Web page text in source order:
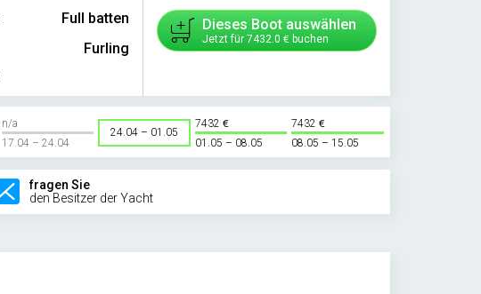
Full batten
Furling
Dieses Boot auswählen
Jetzt für 7432.0 buchen
n/a
17.04 – 24.04
24.04 – 01.05
7432
01.05 – 08.05
7432
08.05 – 15.05
fragen Sie
den Besitzer der Yacht